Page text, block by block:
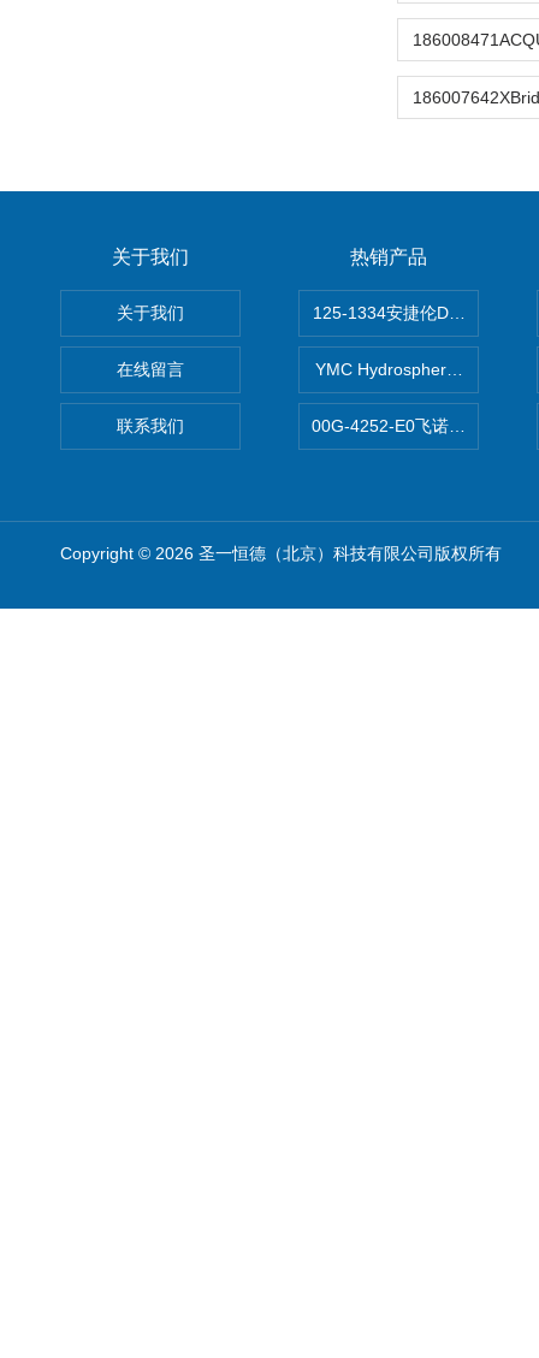
关于我们
关于我们
在线留言
联系我们
热销产品
125-1334安捷伦DB-624色谱
YMC Hydrosphere C18亲水
00G-4252-E0飞诺美Luna
Copyright © 2026 圣一恒德（北京）科技有限公司版权所有